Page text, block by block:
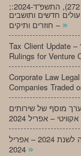
;מעו”דכן מיסים – חוק לתיקון פקודת מס הכנסה (מס’ 272), התשפ”ד-2024:
חדשים ותושבים
חוזרים ותיקים – »
Tax Client Update –
Rulings for Venture
Corporate Law
Companies Traded
מוסף של שירותים
מעו”דכן יחסי עבודה – הקפאה והפחתה של דמי הבראה לשנת 2024 – אפריל
»